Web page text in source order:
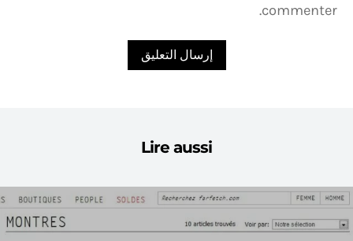
commenter.
Lire aussi